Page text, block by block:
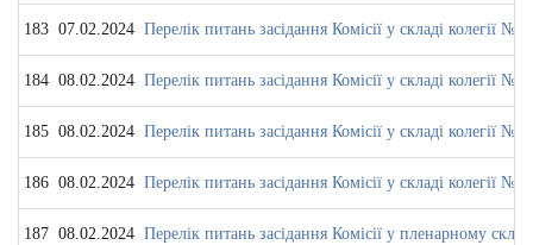
183 07.02.2024 Перелік питань засідання Комісії у складі колегії № 5
184 08.02.2024 Перелік питань засідання Комісії у складі колегії № 4
185 08.02.2024 Перелік питань засідання Комісії у складі колегії № 1
186 08.02.2024 Перелік питань засідання Комісії у складі колегії № 2
187 08.02.2024 Перелік питань засідання Комісії у пленарному